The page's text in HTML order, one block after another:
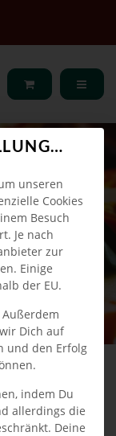
DATENSCHUTZEINSTELLUNGEN
unseren
Cookies
Besuch
Je nach
zur
Einige
der EU.
Dich auf
und den Erfolg
indem Du
allerdings die
Deine
8